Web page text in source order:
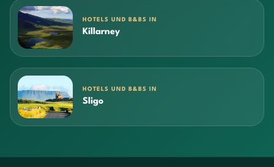
HOTELS UND B&BS IN
Killarney
HOTELS UND B&BS IN
Sligo